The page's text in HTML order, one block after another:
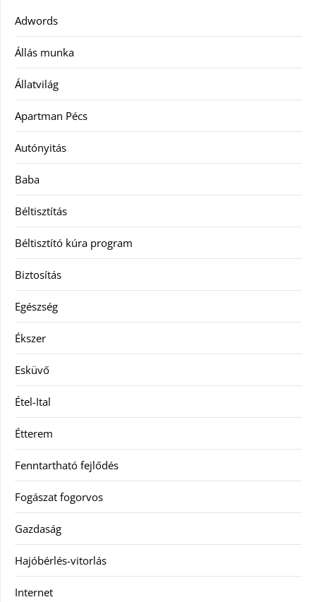
Adwords
Állás munka
Állatvilág
Apartman Pécs
Autónyitás
Baba
Béltisztítás
Béltisztító kúra program
Biztosítás
Egészség
Ékszer
Esküvő
Étel-Ital
Étterem
Fenntartható fejlődés
Fogászat fogorvos
Gazdaság
Hajóbérlés-vitorlás
Internet